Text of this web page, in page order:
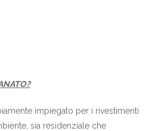
impiegato per i rivestimenti
sia residenziale che